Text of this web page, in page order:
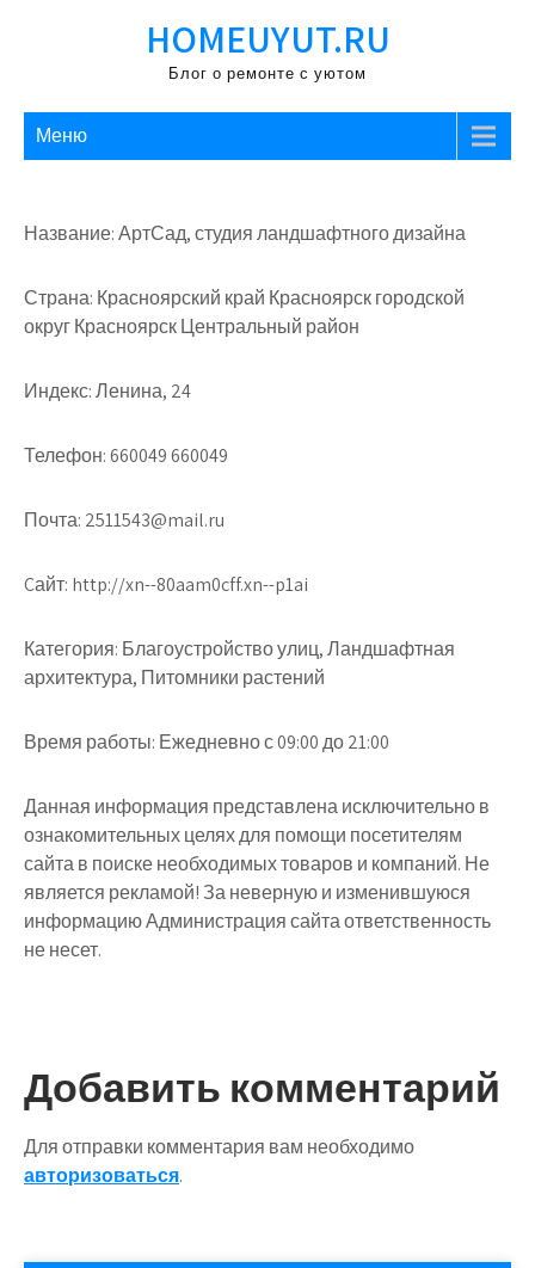
HOMEUYUT.RU
Блог о ремонте с уютом
Меню
Название: АртСад, студия ландшафтного дизайна
Страна: Красноярский край Красноярск городской
округ Красноярск Центральный район
Индекс: Ленина, 24
Телефон: 660049 660049
Почта: 2511543@mail.ru
Cайт: http://xn--80aam0cff.xn--p1ai
Категория: Благоустройство улиц, Ландшафтная
архитектура, Питомники растений
Время работы: Ежедневно с 09:00 до 21:00
Данная информация представлена исключительно в
ознакомительных целях для помощи посетителям
сайта в поиске необходимых товаров и компаний. Не
является рекламой! За неверную и изменившуюся
информацию Администрация сайта ответственность
не несет.
Добавить комментарий
Для отправки комментария вам необходимо
авторизоваться.